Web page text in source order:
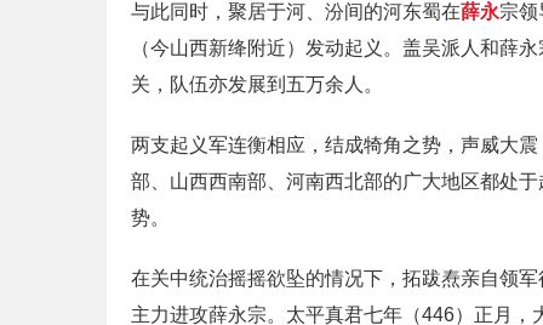
与此同时，聚居于河、汾间的河东蜀在薛永宗
（今山西新绛附近）发动起义。盖吴派人和薛
关，队伍亦发展到五万余人。
两支起义军连衡相应，结成犄角之势，声威大
部、山西西南部、河南西北部的广大地区都处
势。
在关中统治摇摇欲坠的情况下，拓跋焘亲自领
主力进攻薛永宗。太平真君七年（446）正月